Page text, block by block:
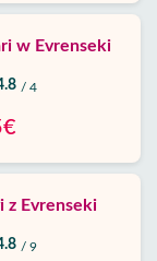
w Evrenseki
/ 4
z Evrenseki
/ 9